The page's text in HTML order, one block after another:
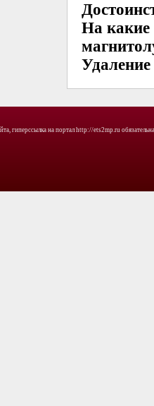
На какие
гиперссылка на портал http://ets2mp.ru